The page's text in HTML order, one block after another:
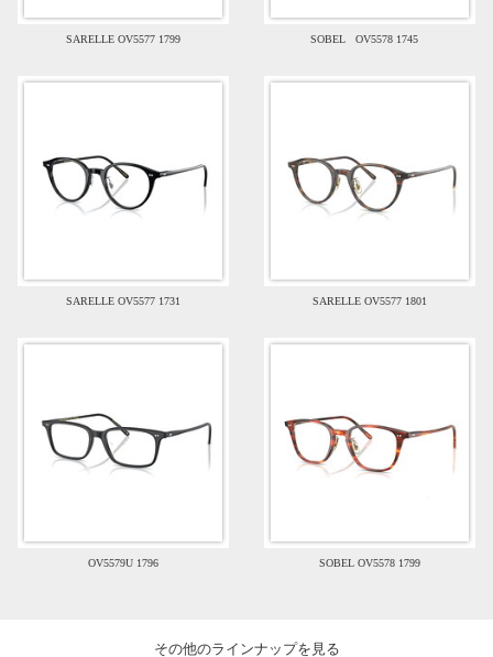
SARELLE OV5577 1799 SOBEL OV5578 1745
SARELLE OV5577 1731 SARELLE OV5577 1801
OV5579U 1796 SOBEL OV5578 1799
その他のラインナップを見る